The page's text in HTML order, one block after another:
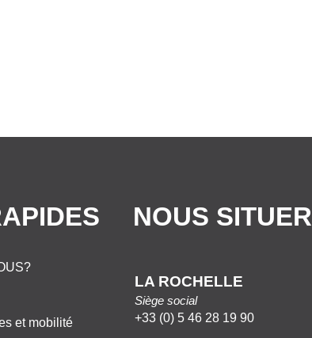
et mobilité
NOUS SITUER
LA ROCHELLE
Siège social
+33 (0) 5 46 28 19 90